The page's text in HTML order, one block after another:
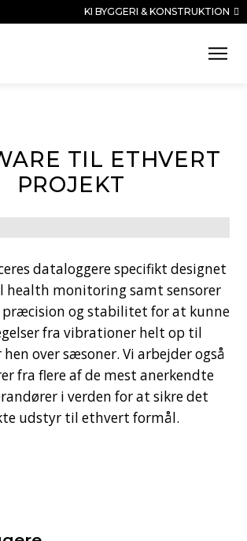
KI BYGGERI & KONSTRUKTION
TIL ETHVERT
PROJEKT
dataloggere specifikt designet
monitoring samt sensorer
præcision og stabilitet for at kunne
fra vibrationer helt op til
over sæsoner. Vi arbejder også
fra flere af de mest anerkendte
i verden for at sikre det
udstyr til ethvert formål.